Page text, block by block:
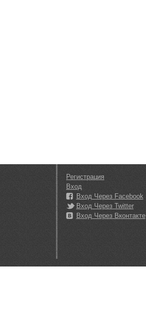
Регистрация
Вход
Вход Через Facebook
Вход Через Twitter
Вход Через Вконтакте